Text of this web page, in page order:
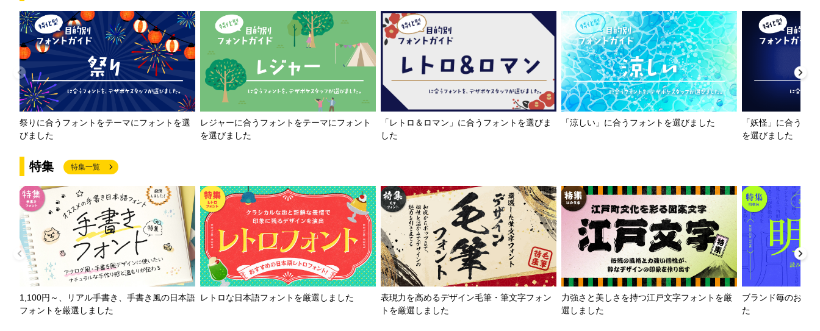
祭りに合うフォントをテーマにフォントを選
びました
レジャーに合うフォントをテーマにフォント
を選びました
「レトロ＆ロマン」に合うフォントを選びま
した
「涼しい」に合うフォントを選びました
「妖怪」に合うフ
を選びました
特集 特集一覧
1,100円～、リアル手書き、手書き風の日本語
フォントを厳選しました
レトロな日本語フォントを厳選しました
表現力を高めるデザイン毛筆・筆文字フォン
トを厳選しました
力強さと美しさを持つ江戸文字フォントを厳
選しました
ブランド毎のおす
た